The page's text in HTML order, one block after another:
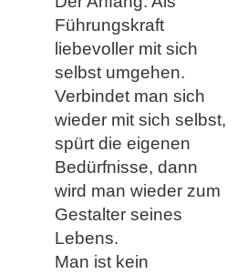
Führungskraft
liebevoller mit sich
selbst umgehen.
Verbindet man sich
wieder mit sich selbst,
spürt die eigenen
Bedürfnisse, dann
wird man wieder zum
Gestalter seines
Lebens.
Man ist kein